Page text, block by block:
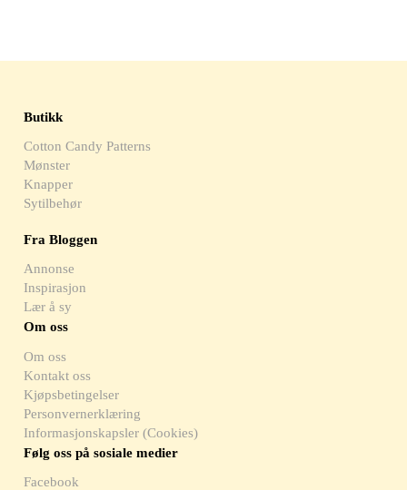
Butikk
Cotton Candy Patterns
Mønster
Knapper
Sytilbehør
Fra Bloggen
Annonse
Inspirasjon
Lær å sy
Om oss
Om oss
Kontakt oss
Kjøpsbetingelser
Personvernerklæring
Informasjonskapsler (Cookies)
Følg oss på sosiale medier
Facebook